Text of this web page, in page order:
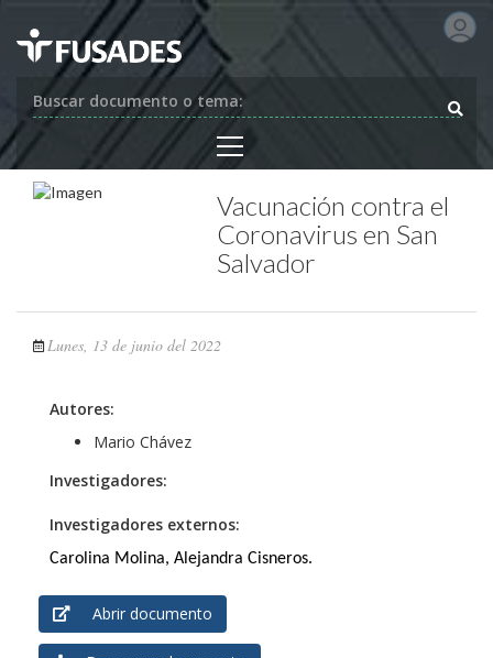
Buscar documento o tema:
Vacunación contra el
Coronavirus en San
Salvador
Lunes, 13 de junio del 2022
Autores:
Mario Chávez
Investigadores:
Investigadores externos:
Carolina Molina, Alejandra Cisneros.
Abrir documento